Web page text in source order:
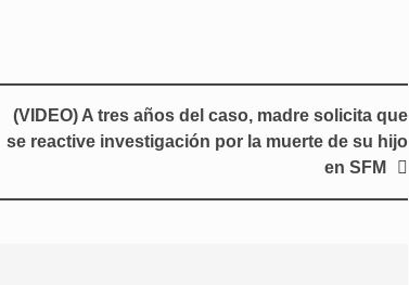
(VIDEO) A tres años del caso, madre solicita que
se reactive investigación por la muerte de su hijo
en SFM